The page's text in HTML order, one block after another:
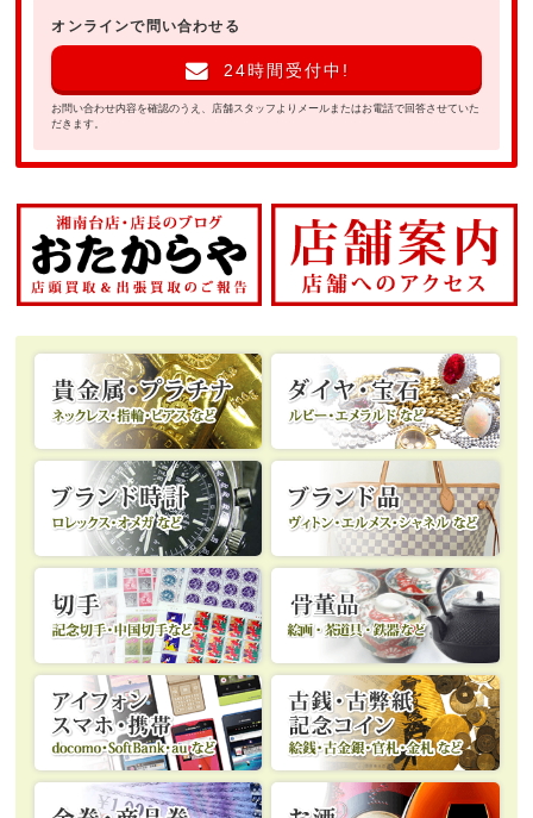
オンラインで問い合わせる
24時間受付中!
お問い合わせ内容を確認のうえ、店舗スタッフよりメールまたはお電話で回答させていた
だきます。